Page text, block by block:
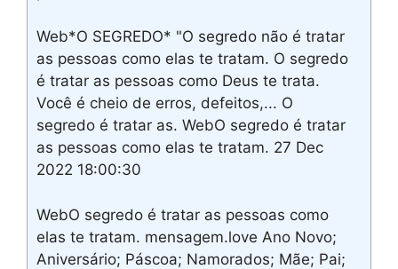
Web*O SEGREDO* "O segredo não é tratar
as pessoas como elas te tratam. O segredo
é tratar as pessoas como Deus te trata.
Você é cheio de erros, defeitos,... O
segredo é tratar as. WebO segredo é tratar
as pessoas como elas te tratam. 27 Dec
2022 18:00:30
WebO segredo é tratar as pessoas como
elas te tratam. mensagem.love Ano Novo;
Aniversário; Páscoa; Namorados; Mãe; Pai;